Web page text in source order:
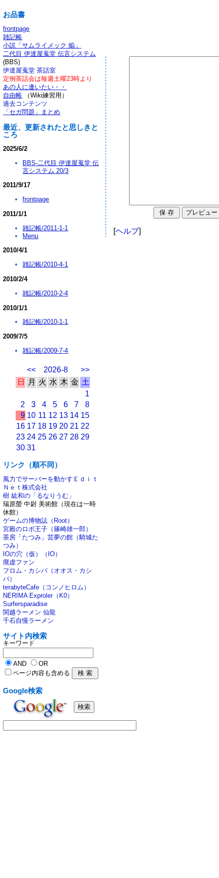
[ヘルプ]
お品書
frontpage
雑記帳
小説「サムライメック 焔」
二代目 伊達屋蒐堂 伝言システム
(BBS)
伊達屋蒐堂 茶話室
定例茶話会は毎週土曜23時より
あの人に逢いたい・・
自由帳 （Wiki練習用）
過去コンテンツ
「セガ問題」まとめ
最近、更新されたと思しきと
ころ
2025/6/2
BBS-二代目 伊達屋蒐堂 伝
言システム 20/3
2011/9/17
frontpage
2011/1/1
雑記帳/2011-1-1
Menu
2010/4/1
雑記帳/2010-4-1
2010/2/4
雑記帳/2010-2-4
2010/1/1
雑記帳/2010-1-1
2009/7/5
雑記帳/2009-7-4
<< 2026-8
>>
日
月 火 水 木 金 土
1
2
3 4 5 6 7
8
9 10 11 12 13 14 15
16 17 18 19 20 21 22
23 24 25 26 27 28 29
30 31
リンク（順不同）
風力でサーバーを動かすＥｄｉｔ
Ｎｅｔ株式会社
樹 紘和の「るなりうむ」
瑞原螢 中尉 美術館（現在は一時
休館）
ゲームの博物誌（Root）
宮殿のロボ王子（篠崎雄一郎）
茶房「たつみ」芸夢の館（騎城た
つみ）
IOの穴（仮）（IO）
廃虚ファン
フロム・カシバ（オオス・カシ
バ）
terabyteCafe（コンノヒロム）
NERIMA Exproler（K0）
Surfersparadise
関越ラーメン 仙龍
千石自慢ラーメン
サイト内検索
キーワード
AND
OR
ページ内容も含める
Google検索